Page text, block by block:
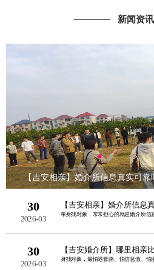
新闻资讯
【吉安相亲】婚介所信息真实可靠
30
2026-03
【吉安相亲】婚介所信息
30
2026-03
【吉安婚介所】哪里相亲